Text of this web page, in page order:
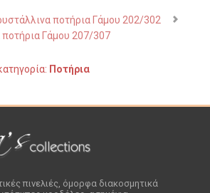
ποτήρια Γάμου 202/302
ποτήρια Γάμου 207/307
Ποτήρια
πινελιές, όμορφα διακοσμητικά